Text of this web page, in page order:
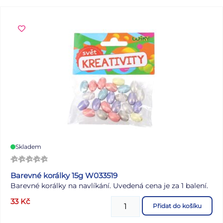
40 ks samolepek písmen Velikost písmene: 19 mm Baleno
v sáčku se závěsem. Uvedená cena je za 1 aršík.
Skladem
Barevné korálky 15g W033519
Barevné korálky na navlíkání. Uvedená cena je za 1 balení.
33 Kč Přidat do košíku